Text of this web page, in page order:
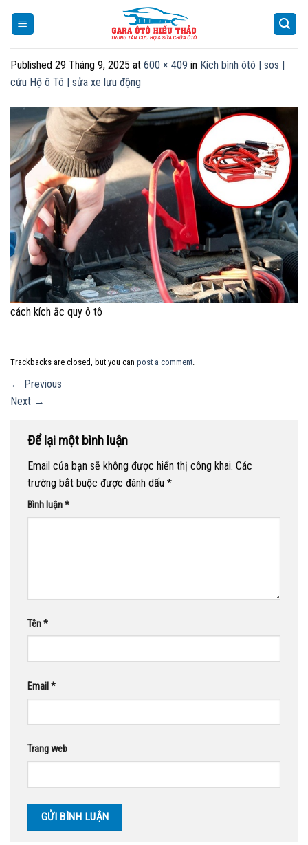
Published 29 Tháng 9, 2025 at 600 × 409 in Kích bình ôtô | sos |
cứu Hộ ô Tô | sửa xe lưu động
cách kích ắc quy ô tô
Trackbacks are closed, but you can post a comment.
← Previous
Next →
Để lại một bình luận
Email của bạn sẽ không được hiển thị công khai. Các
trường bắt buộc được đánh dấu *
Bình luận*
Tên*
Email *
Trang web